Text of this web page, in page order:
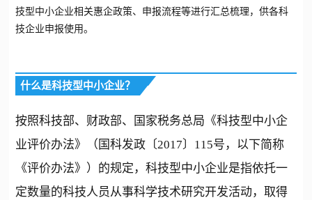
技型中小企业相关惠企政策、申报流程等进行汇总梳理，供各科
技企业申报使用。
什么是科技型中小企业？
按照科技部、财政部、国家税务总局《科技型中小企
业评价办法》（国科发政〔2017〕115号，以下简称
《评价办法》）的规定，科技型中小企业是指依托一
定数量的科技人员从事科学技术研究开发活动，取得